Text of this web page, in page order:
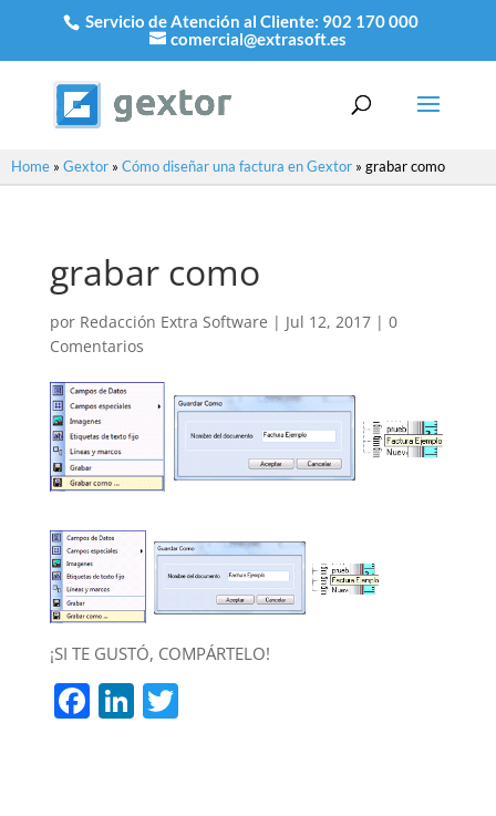
Servicio de Atención al Cliente: 902 170 000
comercial@extrasoft.es
Home » Gextor » Cómo diseñar una factura en Gextor » grabar como
grabar como
por Redacción Extra Software | Jul 12, 2017| 0
Comentarios
¡SI TE GUSTÓ, COMPÁRTELO!
F Li T